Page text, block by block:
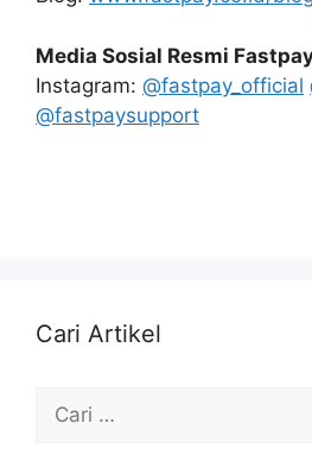
Media Sosial Resmi
Instagram: @fastpay_official
@fastpaysupport
Cari Artikel